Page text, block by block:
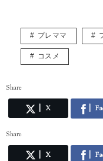
プレママ
コスメ
Share
X
Share
X